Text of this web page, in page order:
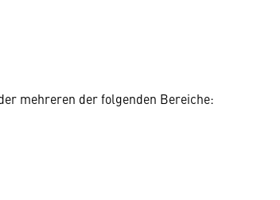
mehreren der folgenden Bereiche: